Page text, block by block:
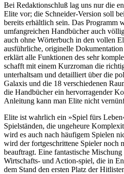
Bei Redaktionschluß lag uns nur die
Elite vor; die Schneider-Version soll
bereits erhältlich sein. Das Programm
umfangreichen Handbücher auch
auch ohne Wörterbuch in den vollen
ausführliche, originelle
erklärt alle Funktionen des sehr
schafft mit einem Kurzroman die
unterhaltsam und detailliert über die
Galaxis und die 18 verschiedenen
die Handbücher ein hervorragender
Anleitung kann man Elite nicht
Elite ist wahrlich ein »Spiel fürs
Spielständen, die ungeheure
wird es auch nach häufigem Spielen
wird der fortgeschrittene Spieler noch
beauftragt. Eine fantastische
Wirtschafts- und Action-spiel, die in
dem Stand den ersten Platz der